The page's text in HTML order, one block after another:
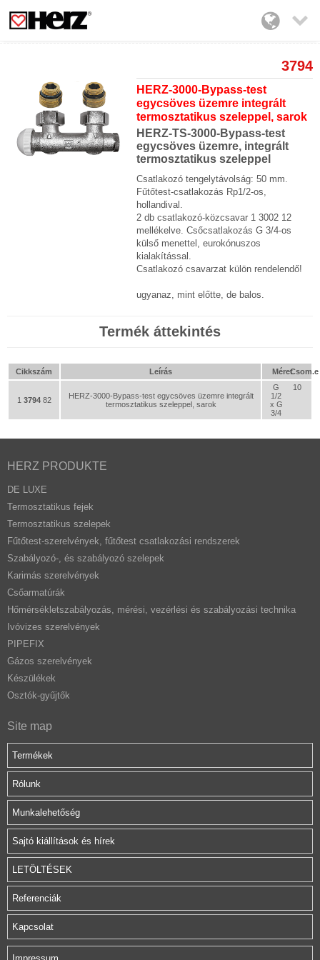

3794
HERZ-3000-Bypass-test
egycsöves üzemre integrált
termosztatikus szeleppel, sarok
HERZ-TS-3000-Bypass-test
egycsöves üzemre, integrált
termosztatikus szeleppel
Csatlakozó tengelytávolság: 50 mm.
Fűtőtest-csatlakozás Rp1/2-os,
hollandival.
2 db csatlakozó-közcsavar 1 3002 12
mellékelve. Csőcsatlakozás G 3/4-os
külső menettel, eurokónuszos
kialakítással.
Csatlakozó csavarzat külön rendelendő!
ugyanaz, mint előtte, de balos.
Termék áttekintés
Cikkszám Leírás MéretCsom.e
1 379482
HERZ-3000-Bypass-test egycsöves üzemre integrált
termosztatikus szeleppel, sarok
G
1/2
x G
3/4
10
HERZ PRODUKTE
DE LUXE
Termosztatikus fejek
Termosztatikus szelepek
Fűtőtest-szerelvények, fűtőtest csatlakozási rendszerek
Szabályozó-, és szabályozó szelepek
Karimás szerelvények
Csőarmatúrák
Hőmérsékletszabályozás, mérési, vezérlési és szabályozási technika
Ivóvizes szerelvények
PIPEFIX
Gázos szerelvények
Készülékek
Osztók-gyűjtők
Site map
Termékek
Rólunk
Munkalehetőség
Sajtó kiállítások és hírek
LETÖLTÉSEK
Referenciák
Kapcsolat